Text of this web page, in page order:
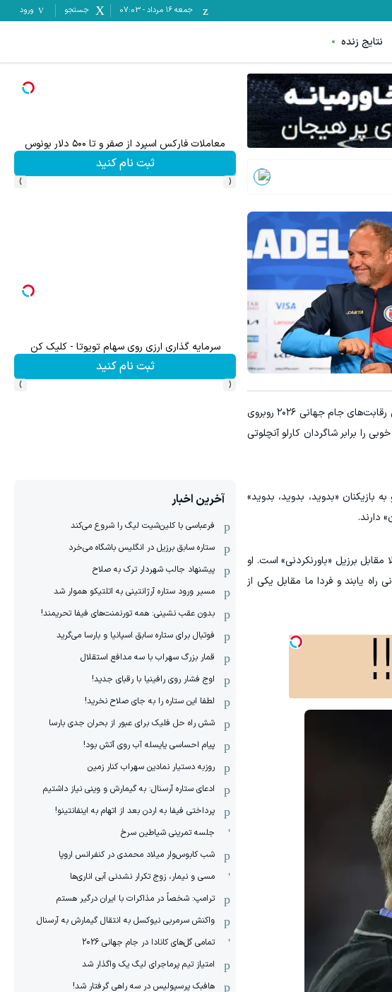
جمعه ۱۶ مرداد -
07:03 جستجو ورود
نتایج زنده
جام جهانی ۲۰۲۶ روبروی
را برابر شاگردان کارلو آنچلوتی
«بدوید، بدوید، بدوید»
دارند.
حالا مقابل برزیل «باورنکردنی» است. او
یابند و فردا ما مقابل یکی از
معاملات فارکس اسپرد از صفر و تا ۵۰۰ دلار بونوس
ثبت نام کنید
‹
›
سرمایه گذاری ارزی روی سهام تویوتا - کلیک کن
ثبت نام کنید
‹
›
آخرین اخبار
فرعباسی با کلین‌شیت لیگ را شروع می‌کند
ستاره سابق برزیل در انگلیس باشگاه می‌خرد
پیشنهاد جالب شهردار ترک به صلاح
مسیر ورود ستاره آرژانتینی به اتلتیکو هموار شد
بدون عقب نشینی: همه تورنمنت‌های فیفا تحریمند!
فوتبال برای ستاره سابق اسپانیا و بارسا می‌گرید
قمار بزرگ سهراب با سه مدافع استقلال
اوج فشار روی رافینیا با رقبای جدید!
لطفا این ستاره را به جای صلاح نخرید!
شش راه حل فلیک برای عبور از بحران جدی بارسا
پیام احساسی یایسله آب روی آتش بود!
روزبه دستیار نمادین سهراب کنار زمین
ادعای ستاره آرسنال: به گیمارش و وینی نیاز داشتیم
پرداختی فیفا به اردن بعد از اتهام به اینفانتینو!
جلسه تمرینی شیاطین سرخ
شب کابوس‌وار میلاد محمدی در کنفرانس اروپا
مسی و نیمار، زوج تکرار نشدنی آبی اناری‌ها
ترامپ: شخصاً در مذاکرات با ایران درگیر هستم
واکنش سرمربی نیوکسل به انتقال گیمارش به آرسنال
تمامی گل‌های کانادا در جام جهانی 2026
امتیاز تیم پرماجرای لیگ یک واگذار شد
هافبک پرسپولیس در سه راهی گرفتار شد!